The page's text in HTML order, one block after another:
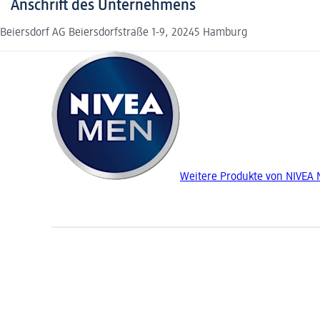
Anschrift des Unternehmens
Beiersdorf AG Beiersdorfstraße 1-9, 20245 Hamburg
Weitere Produkte von NIVEA